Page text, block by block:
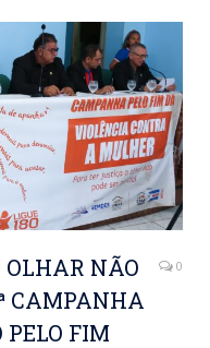
OLHAR NÃO
CAMPANHA
PELO FIM
0